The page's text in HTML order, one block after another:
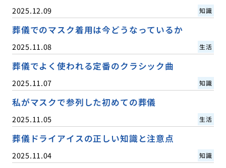
2025.12.09 知識
葬儀でのマスク着用は今どうなっているか
2025.11.08 生活
葬儀でよく使われる定番のクラシック曲
2025.11.07 知識
私がマスクで参列した初めての葬儀
2025.11.05 生活
葬儀ドライアイスの正しい知識と注意点
2025.11.04 知識